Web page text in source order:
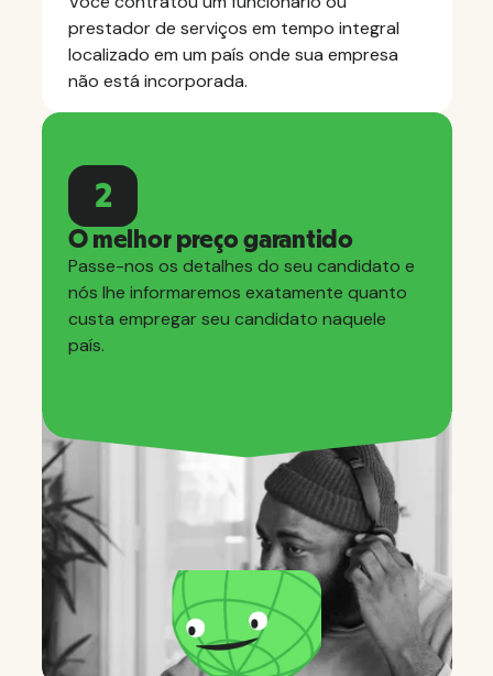
prestador de serviços em tempo integral
localizado em um país onde sua empresa
não está incorporada.
2
O melhor preço garantido
Passe-nos os detalhes do seu candidato e
nós lhe informaremos exatamente quanto
custa empregar seu candidato naquele
país.